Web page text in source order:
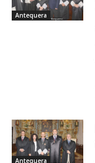
Antequera
Antequera